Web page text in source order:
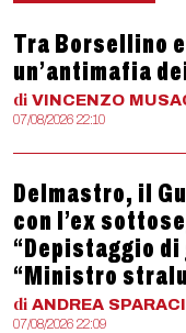
Tra Borsellino
un’antimafia
di VINCENZO
07/08/2026 22:10
Delmastro, il
con l’ex
“Depistaggio
“Ministro
di ANDREA
07/08/2026 22:09